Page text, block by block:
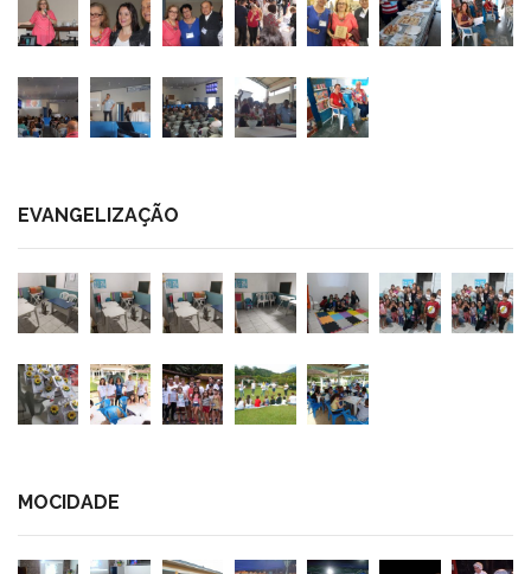
EVANGELIZAÇÃO
MOCIDADE